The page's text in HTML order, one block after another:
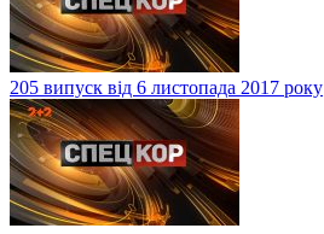
205 випуск від 6 листопада 2017 року